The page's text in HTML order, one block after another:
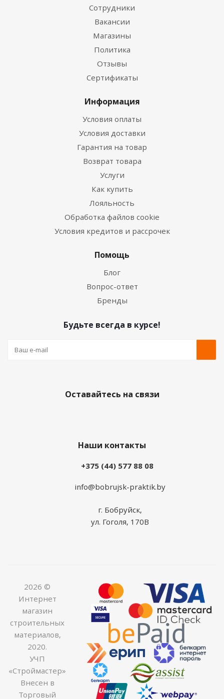
Сотрудники
Вакансии
Магазины
Политика
Отзывы
Сертификаты
Информация
Условия оплаты
Условия доставки
Гарантия на товар
Возврат товара
Услуги
Как купить
Лояльность
Обработка файлов cookie
Условия кредитов и рассрочек
Помощь
Блог
Вопрос-ответ
Бренды
Будьте всегда в курсе!
Оставайтесь на связи
Наши контакты
+375 (44) 577 88 08
info@bobrujsk-praktik.by
г. Бобруйск,
ул. Гоголя, 170В
2026 ©
Интернет
магазин
строительных
материалов,
2020.
УЧП
«Строймастер»
Внесен в
Торговый